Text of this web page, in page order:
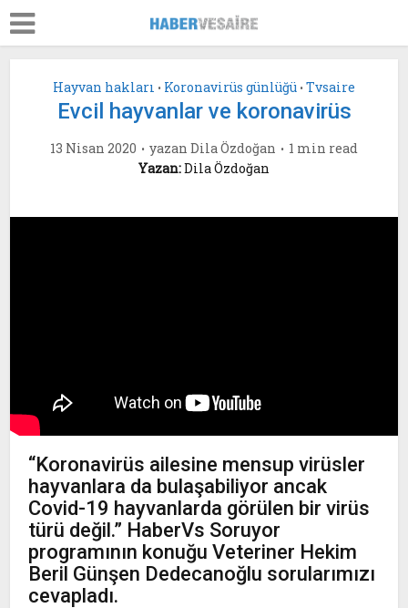
Hayvan hakları • Koronavirüs günlüğü • Tvsaire
Evcil hayvanlar ve koronavirüs
13 Nisan 2020 yazan Dila Özdoğan
1 min read
Yazan:Dila Özdoğan
“Koronavirüs ailesine mensup virüsler
hayvanlara da bulaşabiliyor ancak
Covid-19 hayvanlarda görülen bir virüs
türü değil.” HaberVs Soruyor
programının konuğu Veteriner Hekim
Beril Günşen Dedecanoğlu sorularımızı
cevapladı.